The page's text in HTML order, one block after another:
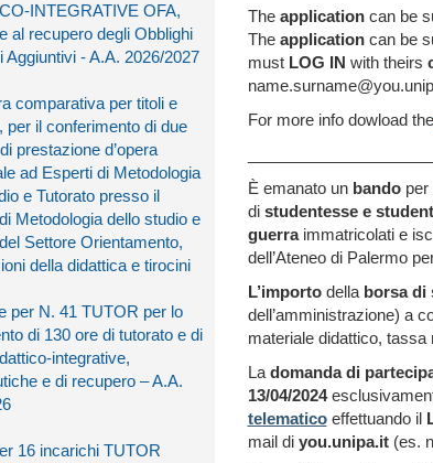
INTEGRATIVE OFA,
al recupero degli Obblighi
Aggiuntivi - A.A. 2026/2027
comparativa per titoli e
per il conferimento di due
prestazione d’opera
ad Esperti di Metodologia
e Tutorato presso il
Metodologia dello studio e
Settore Orientamento,
della didattica e tirocini
per N. 41 TUTOR per lo
di 130 ore di tutorato e di
integrative,
e di recupero – A.A.
16 incarichi TUTOR
The applicationcan be
The applicationcan be
must LOG IN with theirs
For more info dowload the
È emanato un bandoper
di studentesse e
guerraimmatricolati e
dell’Ateneo di Palermo
L’importodella borsa di
dell’amministrazione) a
materiale didattico, tassa
La domanda di
13/04/2024
telematicoeffettuando il
mail di you.unipa.it(es.